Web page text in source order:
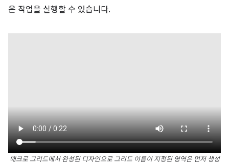
은 작업을 실행할 수 있습니다.
매크로 그리드에서 완성된 디자인으로 그리드 이름이 지정된 영역은 먼저 생성